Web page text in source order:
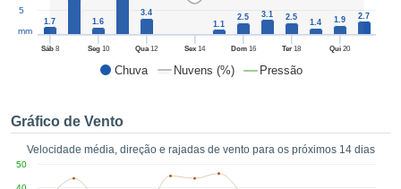
a
o
no
como
Chuva Nuvens (%) Pressão
Sáb8 Seg10 Qua12 Sex 14 Dom16 Ter 18 Qui 20
5
mm
1.7 1.6
3.4
1.1
2.5 3.1 2.5
1.4 1.9 2.7
Gráfico de Vento
Velocidade média, direção e rajadas de vento para os próximos 14 dias
50